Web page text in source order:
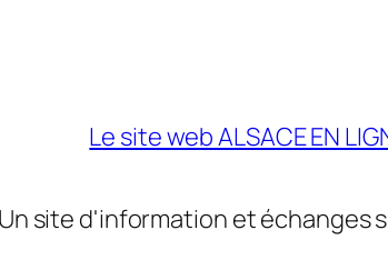
Le site web ALSACE EN
site d'information et échanges